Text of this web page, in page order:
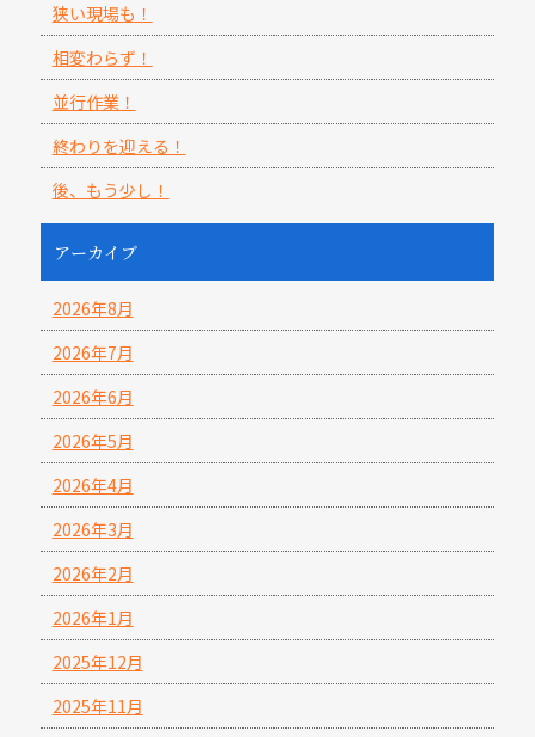
狭い現場も！
相変わらず！
並行作業！
終わりを迎える！
後、もう少し！
アーカイブ
2026年8月
2026年7月
2026年6月
2026年5月
2026年4月
2026年3月
2026年2月
2026年1月
2025年12月
2025年11月